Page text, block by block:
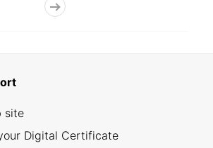
site
Digital Certificate